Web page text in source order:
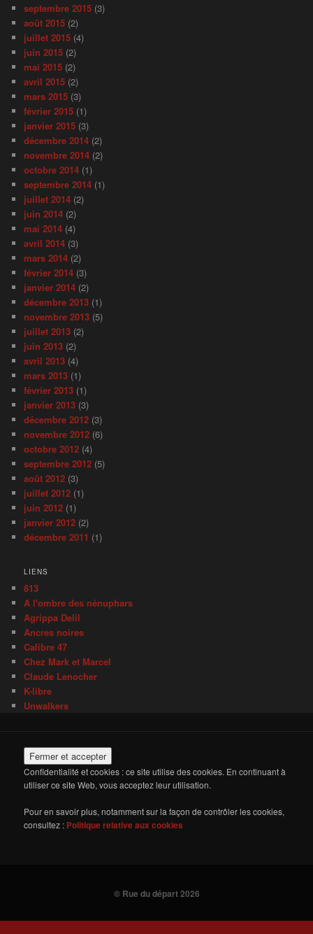
septembre 2015 (3)
août 2015 (2)
juillet 2015 (4)
juin 2015 (2)
mai 2015 (2)
avril 2015 (2)
mars 2015 (3)
février 2015 (1)
janvier 2015 (3)
décembre 2014 (2)
novembre 2014 (2)
octobre 2014 (1)
septembre 2014 (1)
juillet 2014 (2)
juin 2014 (2)
mai 2014 (4)
avril 2014 (3)
mars 2014 (2)
février 2014 (3)
janvier 2014 (2)
décembre 2013 (1)
novembre 2013 (5)
juillet 2013 (2)
juin 2013 (2)
avril 2013 (4)
mars 2013 (1)
février 2013 (1)
janvier 2013 (3)
décembre 2012 (3)
novembre 2012 (6)
octobre 2012 (4)
septembre 2012 (5)
août 2012 (3)
juillet 2012 (1)
juin 2012 (1)
janvier 2012 (2)
décembre 2011 (1)
LIENS
813
A l'ombre des nénuphars
Agrippa Delil
Ancres noires
Calibre 47
Chez Mark et Marcel
Claude Lenocher
K-libre
Unwalkers
Confidentialité et cookies : ce site utilise des cookies. En continuant à
utiliser ce site Web, vous acceptez leur utilisation.
Pour en savoir plus, notamment sur la façon de contrôler les cookies,
consultez : Politique relative aux cookies
© Rue du départ 2026